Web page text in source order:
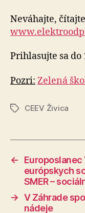
Neváhajte,
Prihlasujte sa do
Pozri: Zelená
ZnačkyCEEV Živica
←
európskych
SMER –
→ V Záhrade
nádeje